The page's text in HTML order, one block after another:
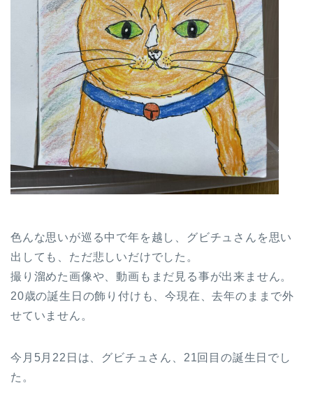
色んな思いが巡る中で年を越し、グビチュさんを思い
出しても、ただ悲しいだけでした。
撮り溜めた画像や、動画もまだ見る事が出来ません。
20歳の誕生日の飾り付けも、今現在、去年のままで外
せていません。
今月5月22日は、グビチュさん、21回目の誕生日でし
た。